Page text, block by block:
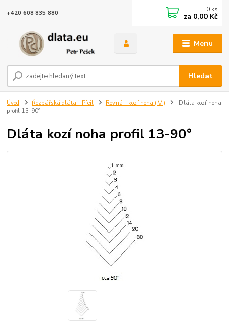
Menu
Hledat
+420 608 835 880 0 ks
za 0,00 Kč
Úvod Řezbářská dláta - Pfeil Rovná - kozí noha ( V )
Dláta kozí noha
profil 13-90°
Dláta kozí noha profil 13-90°